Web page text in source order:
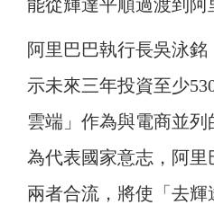
能從輝達平順過渡到阿
阿里巴巴執行長吳泳銘
示未來三年投資至少
雲端」作為與電商並
為代表國家意志，阿里
兩者合流，將使「去輝